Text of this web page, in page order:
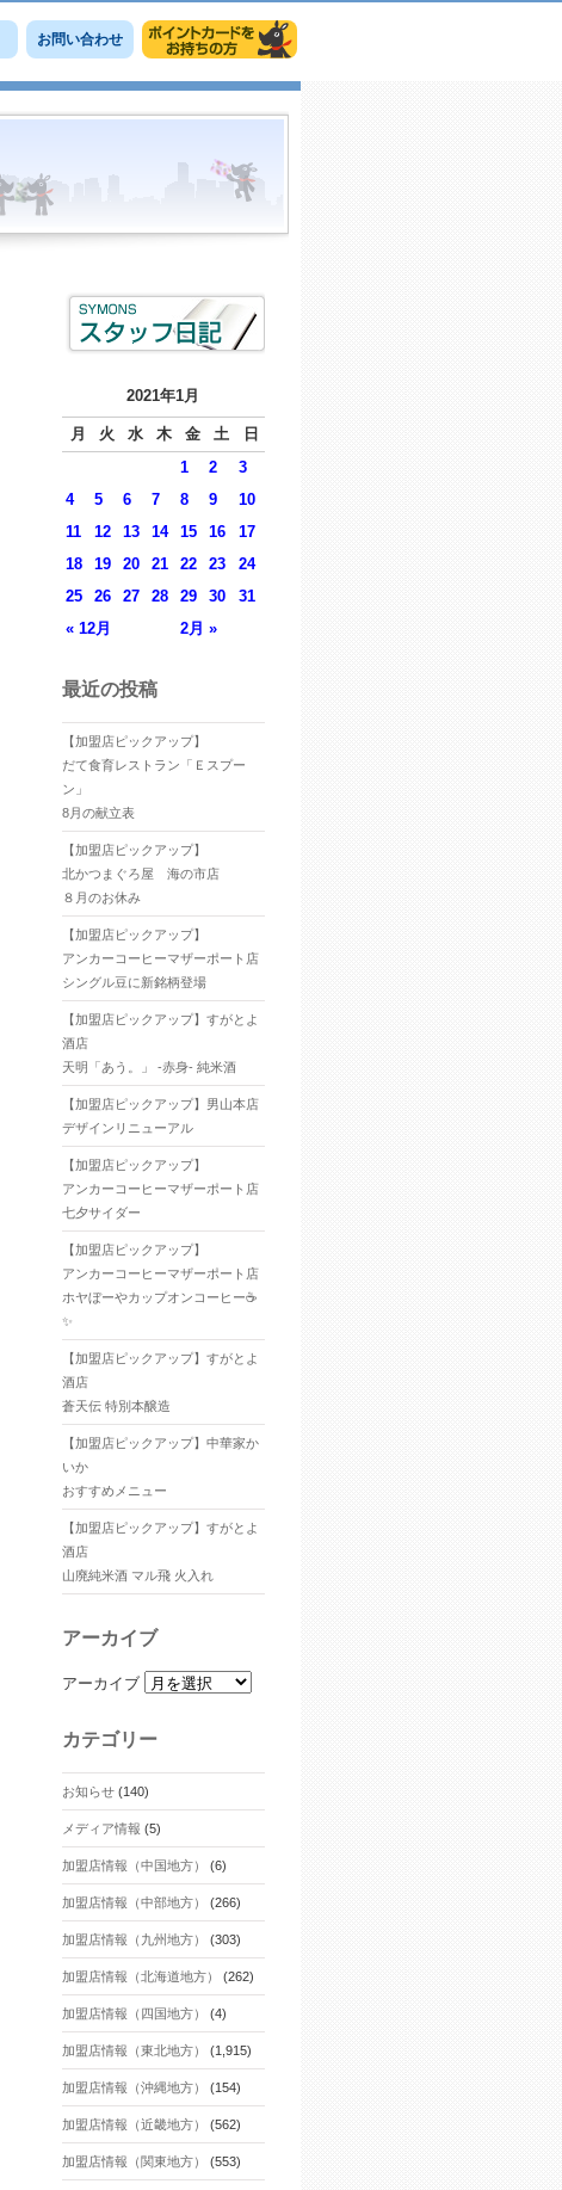
お問い合わせ
2021年1月
月 火 水 木 金 土 日
« 12月 2月 »
1 2
3
4
5 6 7 8 9
10
11
12 13 14 15 16
17
18
19 20 21 22 23
24
25
26 27 28 29 30 31
最近の投稿
【加盟店ピックアップ】
だて食育レストラン「Ｅスプー
ン」
8月の献立表
【加盟店ピックアップ】
北かつまぐろ屋 海の市店
８月のお休み
【加盟店ピックアップ】
アンカーコーヒーマザーポート店
シングル豆に新銘柄登場
【加盟店ピックアップ】すがとよ
酒店
天明「あう。」 -赤身- 純米酒
【加盟店ピックアップ】男山本店
デザインリニューアル
【加盟店ピックアップ】
アンカーコーヒーマザーポート店
七夕サイダー
【加盟店ピックアップ】
アンカーコーヒーマザーポート店
ホヤぼーやカップオンコーヒー☕
✨
【加盟店ピックアップ】すがとよ
酒店
蒼天伝 特別本醸造
【加盟店ピックアップ】中華家か
いか
おすすめメニュー
【加盟店ピックアップ】すがとよ
酒店
山廃純米酒 マル飛 火入れ
アーカイブ
アーカイブ
カテゴリー
お知らせ(140)
メディア情報 (5)
加盟店情報（中国地方） (6)
加盟店情報（中部地方） (266)
加盟店情報（九州地方） (303)
加盟店情報（北海道地方） (262)
加盟店情報（四国地方） (4)
加盟店情報（東北地方） (1,915)
加盟店情報（沖縄地方） (154)
加盟店情報（近畿地方） (562)
加盟店情報（関東地方） (553)